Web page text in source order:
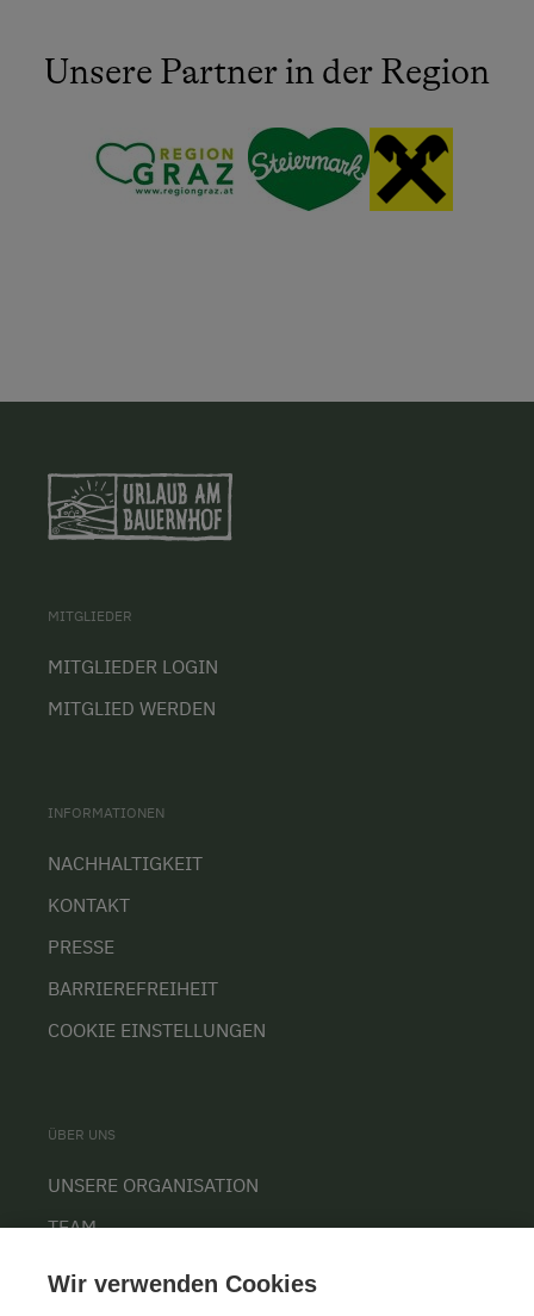
Unsere Partner in der Region
MITGLIEDER
MITGLIEDER LOGIN
MITGLIED WERDEN
INFORMATIONEN
NACHHALTIGKEIT
KONTAKT
PRESSE
BARRIEREFREIHEIT
COOKIE EINSTELLUNGEN
ÜBER UNS
UNSERE ORGANISATION
TEAM
KARRIERE
Wir verwenden Cookies